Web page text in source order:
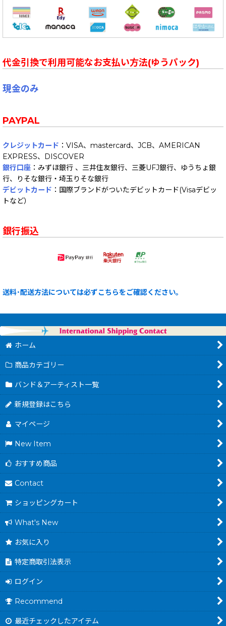
代金引換で利用可能なお支払い方法(ゆうパック)
現金のみ
PAYPAL
クレジットカード ：VISA、mastercard、JCB、AMERICAN
EXPRESS、DISCOVER
銀行口座 ：みずほ銀行 、三井住友銀行、三菱UFJ銀行、ゆうちょ銀
行、りそな銀行・埼玉りそな銀行
デビットカード ：国際ブランドがついたデビットカード(Visaデビッ
トなど）
銀行振込
送料･配送方法については必ずこちらをご確認ください。
ホーム
商品カテゴリー
バンド＆アーティスト一覧
新規登録はこちら
マイページ
New Item
おすすめ商品
Contact
ショッピングカート
What's New
お気に入り
特定商取引法表示
ログイン
Recommend
最近チェックしたアイテム